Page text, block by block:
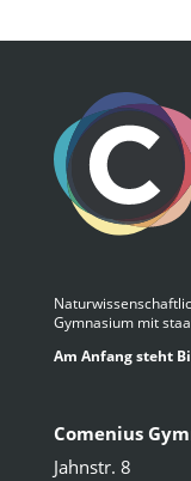
Gymnasium mit
Am Anfang steht
Comenius
Jahnstr. 8